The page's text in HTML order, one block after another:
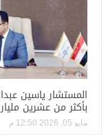
المستشار ياسين
بأكثر من عشرين
مايو 05, 2026 12:50 م